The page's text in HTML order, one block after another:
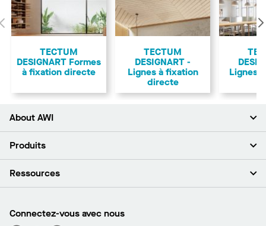
Précédent
TECTUM
DESIGNART Formes
à fixation directe
TECTUM
DESIGNART -
Lignes à fixation
directe
Lignes -
About AWI
À propos de nous
Espace presse
Quelles sont mes options d’achat?
Produits
Plafonds
Capacités sur mesure
Ressources
Trouver un distributeur
Connectez-vous avec nous